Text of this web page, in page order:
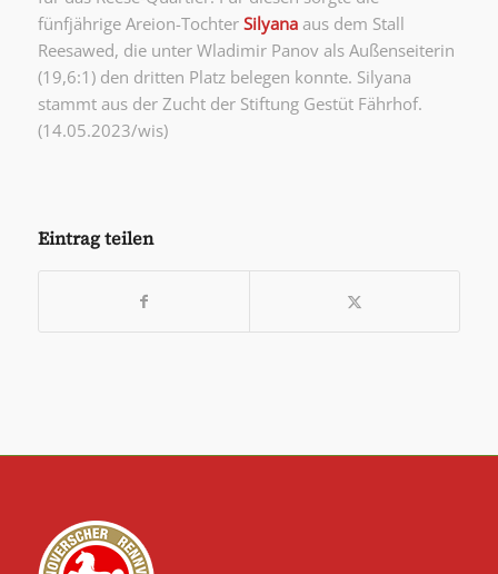
fünfjährige Areion-Tochter Silyanaaus dem Stall
Reesawed, die unter Wladimir Panov als Außenseiterin
(19,6:1) den dritten Platz belegen konnte. Silyana
stammt aus der Zucht der Stiftung Gestüt Fährhof.
(14.05.2023/wis)
Eintrag teilen